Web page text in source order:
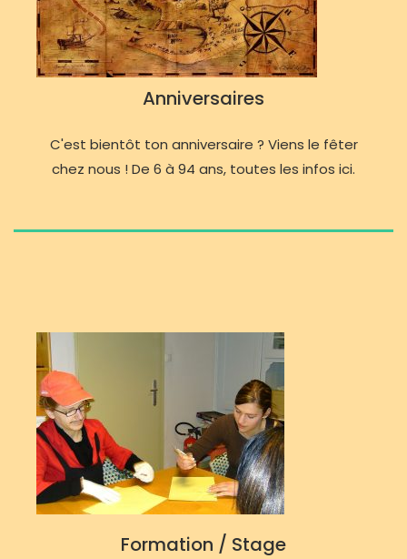
Anniversaires
C'est bientôt ton anniversaire ? Viens le fêter
chez nous ! De 6 à 94 ans, toutes les infos ici.
Formation / Stage